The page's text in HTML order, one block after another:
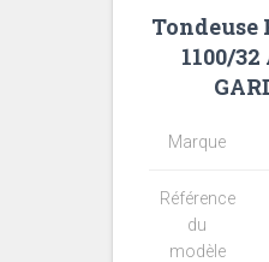
1100/32
Marque
Référence
du
modèle